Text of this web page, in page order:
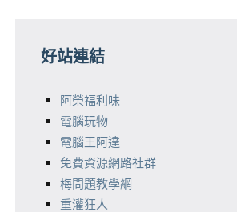
好站連結
阿榮福利味
電腦玩物
電腦王阿達
免費資源網路社群
梅問題教學網
重灌狂人